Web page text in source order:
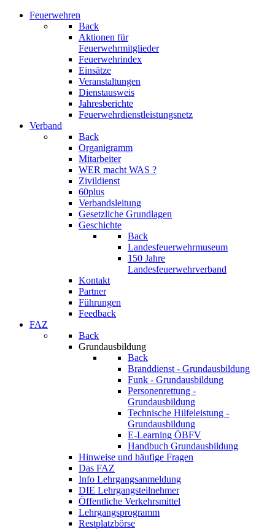
Feuerwehren
Back
Aktionen für
Feuerwehrmitglieder
Feuerwehrindex
Einsätze
Veranstaltungen
Dienstausweis
Jahresberichte
Feuerwehrdienstleistungsnetz
Verband
Back
Organigramm
Mitarbeiter
WER macht WAS ?
Zivildienst
60plus
Verbandsleitung
Gesetzliche Grundlagen
Geschichte
Back
Landesfeuerwehrmuseum
150 Jahre
Landesfeuerwehrverband
Kontakt
Partner
Führungen
Feedback
FAZ
Back
Grundausbildung
Back
Branddienst - Grundausbildung
Funk - Grundausbildung
Personenrettung -
Grundausbildung
Technische Hilfeleistung -
Grundausbildung
E-Learning ÖBFV
Handbuch Grundausbildung
Hinweise und häufige Fragen
Das FAZ
Info Lehrgangsanmeldung
DIE Lehrgangsteilnehmer
Öffentliche Verkehrsmittel
Lehrgangsprogramm
Restplatzbörse